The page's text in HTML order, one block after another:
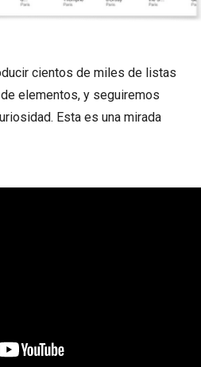
cientos de miles de listas
elementos, y seguiremos
Esta es una mirada